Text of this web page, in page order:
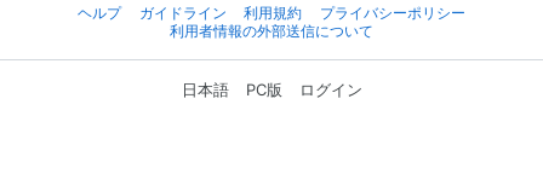
ヘルプ
ガイドライン 利用規約
プライバシーポリシー
利用者情報の外部送信について
日本語 PC版 ログイン